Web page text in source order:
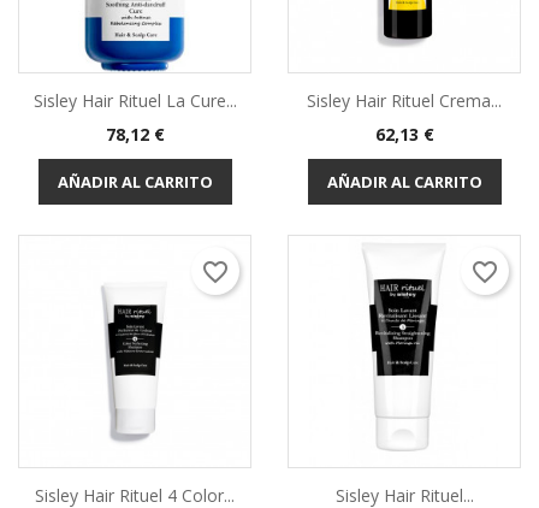
Sisley Hair Rituel La Cure...
Precio
78,12 €
AÑADIR AL CARRITO
Sisley Hair Rituel Crema...
Precio
62,13 €
AÑADIR AL CARRITO
Sisley Hair Rituel 4 Color...
favorite_border
Sisley Hair Rituel...
favorite_border